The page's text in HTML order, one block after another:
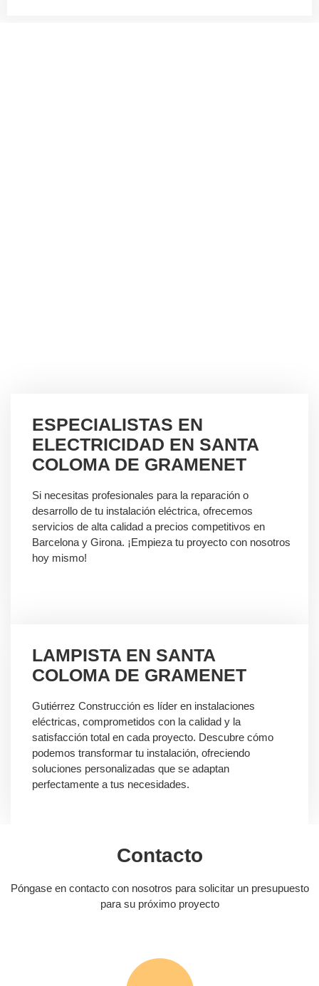
ESPECIALISTAS EN
ELECTRICIDAD EN SANTA
COLOMA DE GRAMENET
Si necesitas profesionales para la reparación o
desarrollo de tu instalación eléctrica, ofrecemos
servicios de alta calidad a precios competitivos en
Barcelona y Girona. ¡Empieza tu proyecto con nosotros
hoy mismo!
LAMPISTA EN SANTA
COLOMA DE GRAMENET
Gutiérrez Construcción es líder en instalaciones
eléctricas, comprometidos con la calidad y la
satisfacción total en cada proyecto. Descubre cómo
podemos transformar tu instalación, ofreciendo
soluciones personalizadas que se adaptan
perfectamente a tus necesidades.
Contacto
Póngase en contacto con nosotros para solicitar un presupuesto
para su próximo proyecto